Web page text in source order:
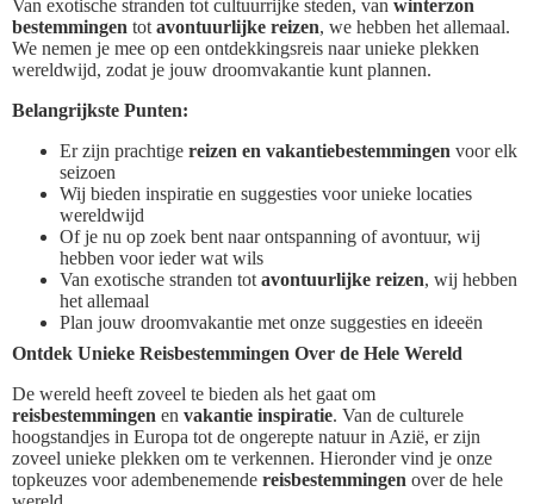
Van exotische stranden tot cultuurrijke steden, van winterzon
bestemmingen tot avontuurlijke reizen, we hebben het allemaal.
We nemen je mee op een ontdekkingsreis naar unieke plekken
wereldwijd, zodat je jouw droomvakantie kunt plannen.
Belangrijkste Punten:
Er zijn prachtige reizen en vakantiebestemmingen voor elk
seizoen
Wij bieden inspiratie en suggesties voor unieke locaties
wereldwijd
Of je nu op zoek bent naar ontspanning of avontuur, wij
hebben voor ieder wat wils
Van exotische stranden tot avontuurlijke reizen, wij hebben
het allemaal
Plan jouw droomvakantie met onze suggesties en ideeën
Ontdek Unieke Reisbestemmingen Over de Hele Wereld
De wereld heeft zoveel te bieden als het gaat om
reisbestemmingen en vakantie inspiratie. Van de culturele
hoogstandjes in Europa tot de ongerepte natuur in Azië, er zijn
zoveel unieke plekken om te verkennen. Hieronder vind je onze
topkeuzes voor adembenemende reisbestemmingen over de hele